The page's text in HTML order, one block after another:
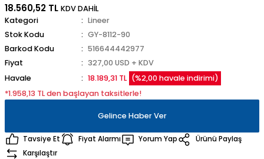
18.560,52 TL KDV DAHİL
Kategori
Lineer
Stok Kodu
GY-8112-90
Barkod Kodu
516644442977
Fiyat
327,00 USD + KDV
Havale
18.189,31 TL (%2,00 havale indirimi)
*1.958,13 TL den başlayan taksitlerle!
Gelince Haber Ver
Tavsiye Et Fiyat Alarmı Yorum Yap
Ürünü Paylaş
Karşılaştır